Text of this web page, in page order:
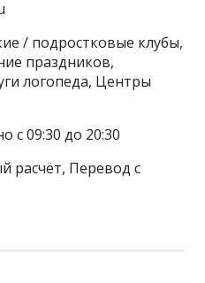
/ подростковые клубы,
праздников,
логопеда, Центры
с 09:30 до 20:30
расчёт, Перевод с